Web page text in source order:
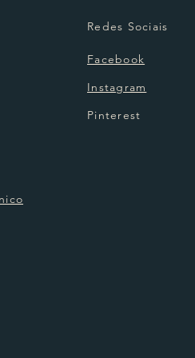
Redes Sociais
Facebook
Instagram
Pinterest